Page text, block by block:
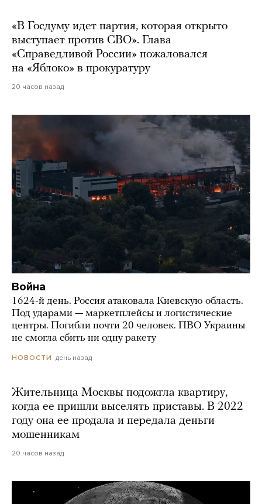
«В Госдуму идет партия, которая открыто
выступает против СВО». Глава
«Справедливой России» пожаловался
на «Яблоко» в прокуратуру
20 часов назад
Война
1624-й день. Россия атаковала Киевскую область.
Под ударами — маркетплейсы и логистические
центры. Погибли почти 20 человек. ПВО Украины
не смогла сбить ни одну ракету
НОВОСТИ день назад
Жительница Москвы подожгла квартиру,
когда ее пришли выселять приставы. В 2022
году она ее продала и передала деньги
мошенникам
20 часов назад